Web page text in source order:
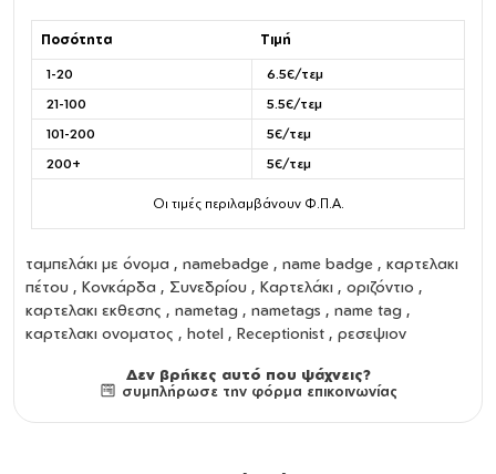
Ποσότητα Τιμή
1-20
6.5€/τεμ
21-100
5.5€/τεμ
101-200
5€/τεμ
200+
5€/τεμ
Οι τιμές περιλαμβάνουν Φ.Π.Α.
ταμπελάκι με όνομα , namebadge , name badge , καρτελακι
πέτου , Κονκάρδα , Συνεδρίου , Καρτελάκι , οριζόντιο ,
καρτελακι εκθεσης , nametag , nametags , name tag ,
καρτελακι ονοματος , hotel , Receptionist , ρεσεψιον
Δεν βρήκες αυτό που ψάχνεις?
συμπλήρωσε την φόρμα επικοινωνίας